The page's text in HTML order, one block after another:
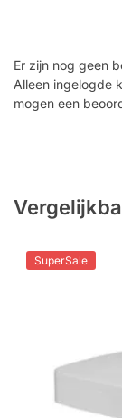
Er zijn nog geen
Alleen ingelogde
mogen een
SuperSale